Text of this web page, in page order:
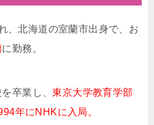
、北海道の室蘭市出身で、お
に勤務。
を卒業し、東京大学教育学部
年にNHKに入局。